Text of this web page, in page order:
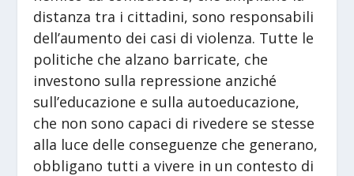
distanza tra i cittadini, sono responsabili
dell’aumento dei casi di violenza. Tutte le
politiche che alzano barricate, che
investono sulla repressione anziché
sull’educazione e sulla autoeducazione,
che non sono capaci di rivedere se stesse
alla luce delle conseguenze che generano,
obbligano tutti a vivere in un contesto di